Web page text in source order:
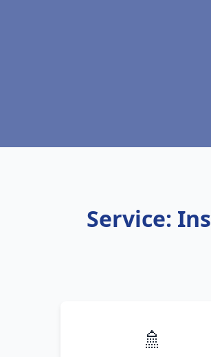
Service:
🚿